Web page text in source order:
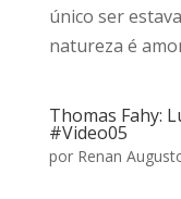
único ser
natureza é
Thomas Fahy:
#Video05
por Renan